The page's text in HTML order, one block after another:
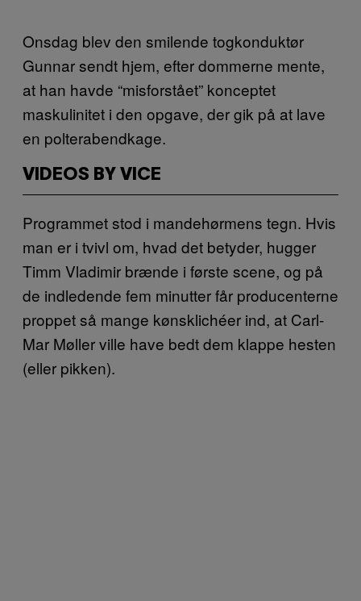
Onsdag blev den smilende togkonduktør
Gunnar sendt hjem, efter dommerne mente,
at han havde “misforstået” konceptet
maskulinitet i den opgave, der gik på at lave
en polterabendkage.
VIDEOS BY VICE
Programmet stod i mandehørmens tegn. Hvis
man er i tvivl om, hvad det betyder, hugger
Timm Vladimir brænde i første scene, og på
de indledende fem minutter får producenterne
proppet så mange kønsklichéer ind, at Carl-
Mar Møller ville have bedt dem klappe hesten
(eller pikken).